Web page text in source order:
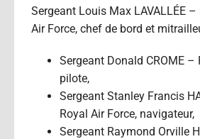
Sergeant Louis Max LAVALLÉE
Air Force, chef de bord et
Sergeant Donald CROME –
pilote,
Sergeant Stanley Francis
Royal Air Force, navigateur,
Sergeant Raymond Orville